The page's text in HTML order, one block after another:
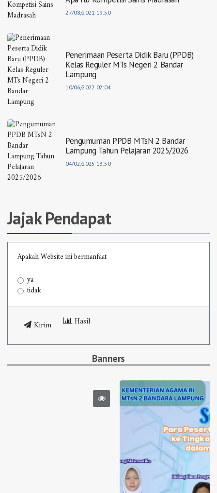
27/08/2021 19:50
Penerimaan Peserta Didik Baru (PPDB)
Kelas Reguler MTs Negeri 2 Bandar
Lampung
10/06/2022 02:04
Pengumuman PPDB MTsN 2 Bandar
Lampung Tahun Pelajaran 2025/2026
04/02/2025 13:50
Jajak Pendapat
Apakah Website ini bermanfaat
ya
tidak
Kirim Hasil
Banners